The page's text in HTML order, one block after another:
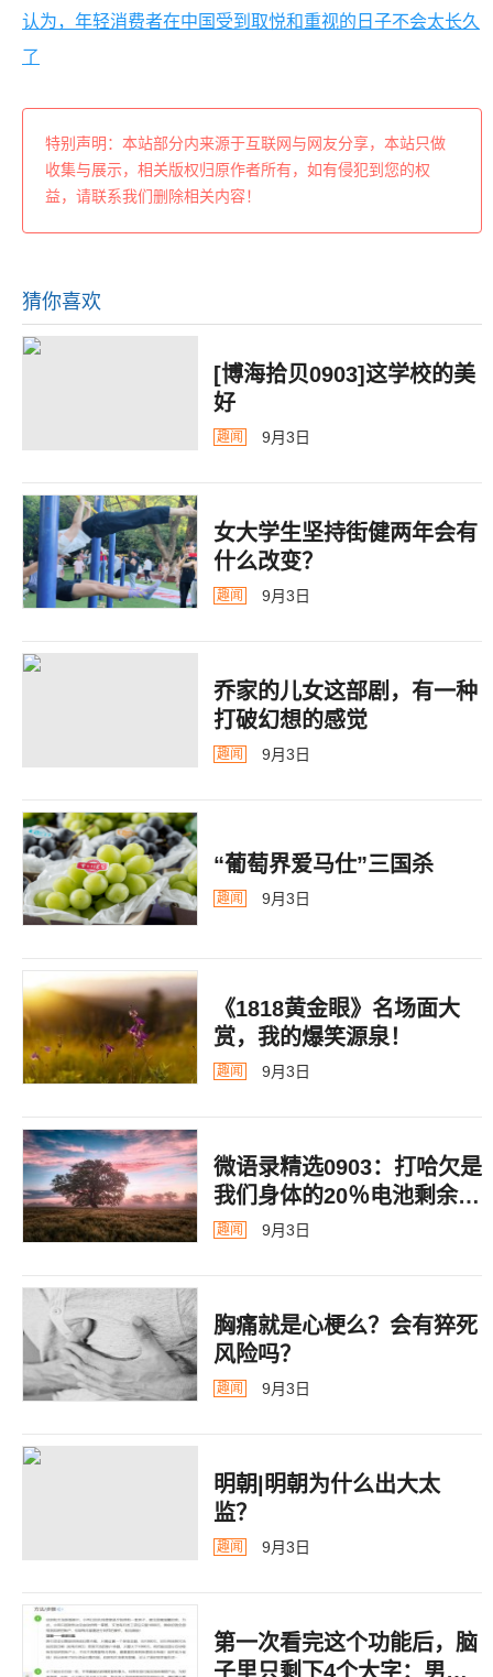
认为，年轻消费者在中国受到取悦和重视的日子不会太长久
了
特别声明：本站部分内来源于互联网与网友分享，本站只做
收集与展示，相关版权归原作者所有，如有侵犯到您的权
益，请联系我们删除相关内容！
猜你喜欢
[博海拾贝0903]这学校的美
好
趣闻 9月3日
女大学生坚持街健两年会有
什么改变？
趣闻 9月3日
乔家的儿女这部剧，有一种
打破幻想的感觉
趣闻 9月3日
“葡萄界爱马仕”三国杀
趣闻 9月3日
《1818黄金眼》名场面大
赏，我的爆笑源泉！
趣闻 9月3日
微语录精选0903：打哈欠是
我们身体的20％电池剩余警
告
趣闻 9月3日
胸痛就是心梗么？会有猝死
风险吗？
趣闻 9月3日
明朝|明朝为什么出大太
监？ ​​​
趣闻 9月3日
第一次看完这个功能后，脑
子里只剩下4个大字：男德